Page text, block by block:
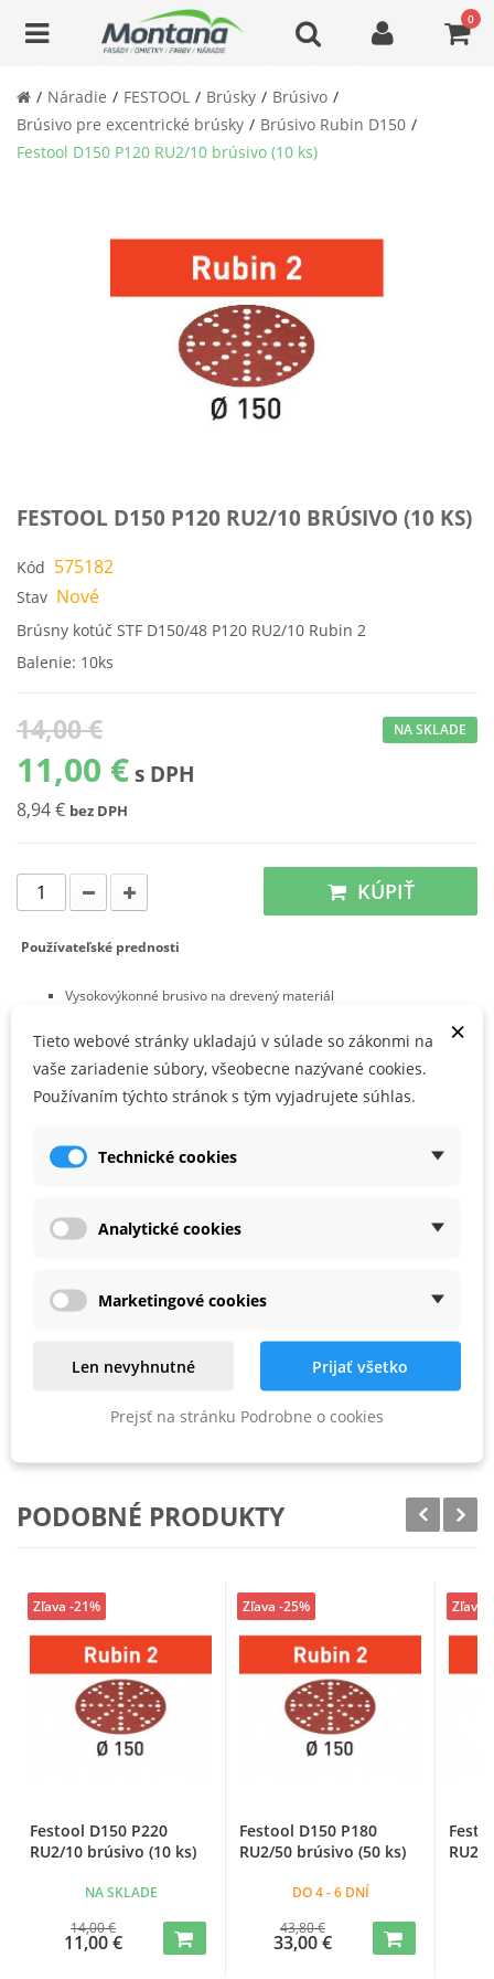
0
Náradie FESTOOL Brúsky
Brúsivo
Brúsivo pre excentrické brúsky
Brúsivo Rubin D150
Festool D150 P120 RU2/10 brúsivo (10 ks)
FESTOOL D150 P120 RU2/10 BRÚSIVO (10 KS)
Kód 575182
Stav Nové
Brúsny kotúč STF D150/48 P120 RU2/10 Rubin 2
Balenie: 10ks
14,00 €
11,00 € s DPH
8,94 € bez DPH
NA SKLADE
KÚPIŤ
Používateľské prednosti
Vysokovýkonné brusivo na drevený materiál
olejovaním u stolárov, maliarov a pre drevársky a nábytkársky
priemysel
pre RO 150, ES 150, ETS 150, ETS EC 150, LEX 150, WTS 150, HSK-
MULTI-JETSTREAM 2
PARAMETRE PRODUKTU
PODOBNÉ PRODUKTY
Festool D150 P220
RU2/10 brúsivo (10 ks)
NA SKLADE
14,00 €
11,00 €
Zľava -21%
Festool D150 P180
RU2/50 brúsivo (50 ks)
DO 4 - 6 DNÍ
43,80 €
33,00 €
Zľava -25%
RU2/
Zľava
×
Tieto webové stránky ukladajú v súlade so zákonmi na
vaše zariadenie súbory, všeobecne nazývané cookies.
Používaním týchto stránok s tým vyjadrujete súhlas.
Technické cookies
Analytické cookies
Marketingové cookies
Len nevyhnutné Prijať všetko
Prejsť na stránku Podrobne o cookies